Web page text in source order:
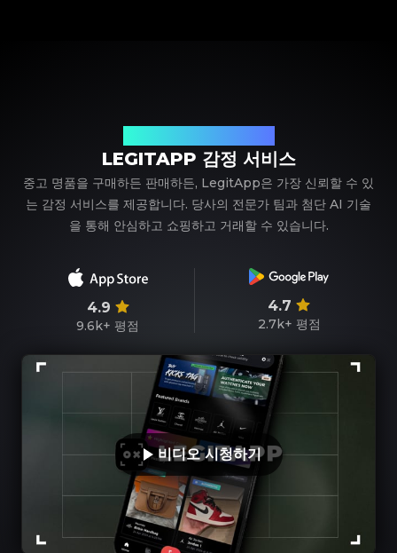
LEGITAPP 감정 서비스
중고 명품을 구매하든 판매하든, LegitApp은 가장 신뢰할 수 있
는 감정 서비스를 제공합니다. 당사의 전문가 팀과 첨단 AI 기술
을 통해 안심하고 쇼핑하고 거래할 수 있습니다.
4.9
9.6k+ 평점
4.7
2.7k+ 평점
비디오 시청하기